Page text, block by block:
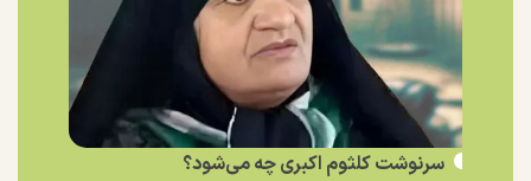
سرنوشت کلثوم اکبری چه می‌شود؟